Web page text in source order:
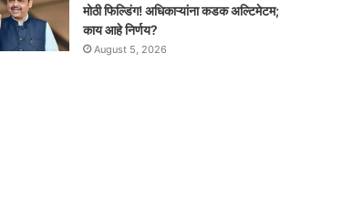
मोठी फिल्डिंग! अधिकाऱ्यांना कडक अल्टिमेटम;
काय आहे निर्णय?
August 5, 2026